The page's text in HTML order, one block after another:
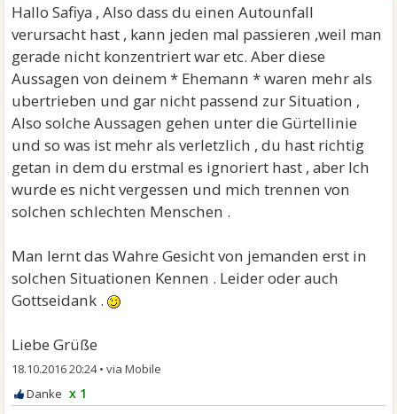
Hallo Safiya , Also dass du einen Autounfall
verursacht hast , kann jeden mal passieren ,weil man
gerade nicht konzentriert war etc. Aber diese
Aussagen von deinem * Ehemann * waren mehr als
ubertrieben und gar nicht passend zur Situation ,
Also solche Aussagen gehen unter die Gürtellinie
und so was ist mehr als verletzlich , du hast richtig
getan in dem du erstmal es ignoriert hast , aber Ich
wurde es nicht vergessen und mich trennen von
solchen schlechten Menschen .
Man lernt das Wahre Gesicht von jemanden erst in
solchen Situationen Kennen . Leider oder auch
Gottseidank .
Liebe Grüße
18.10.2016 20:24•
x 1